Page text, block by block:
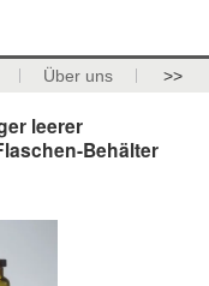
Über uns >>
leerer
Behälter